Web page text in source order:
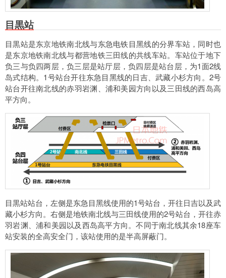
目黒站
目黒站是东京地铁南北线与东急电铁目黑线的分界车站，同时也
是东京地铁南北线与都营地铁三田线的共线车站。车站位于地下
负三与负四两层，负三层是站厅层，负四层是站台层，为1面2线
岛式结构。1号站台开往东急目黑线的日吉、武藏小杉方向。2号
站台开往南北线的赤羽岩渊、浦和美园方向以及三田线的西岛高
平方向。
目黒站站台，左侧是东急目黑线使用的1号站台，开往日吉以及武
藏小杉方向。右侧是地铁南北线与三田线使用的2号站台，开往赤
羽岩渊、浦和美园以及西岛高平方向。不同于南北线其余18座车
站安装的全高安全门，该站使用的是半高屏蔽门。